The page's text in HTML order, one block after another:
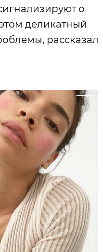
о
деликатный
рассказал